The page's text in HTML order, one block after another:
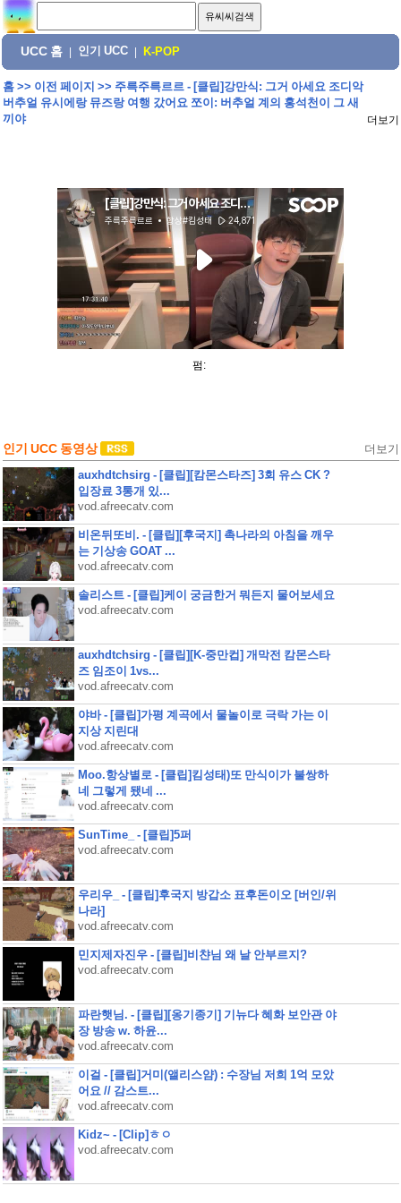
UCC 홈 인기 UCC K-POP
홈>> 이전 페이지 >> 주륵주륵르르 - [클립]강만식: 그거 아세요 조디악
버추얼 유시에랑 뮤즈랑 여행 갔어요 쪼이: 버추얼 계의 홍석천이 그 새
끼야
더보기
펌:
인기 UCC 동영상 더보기
auxhdtchsirg - [클립][캄몬스타즈] 3회 유스 CK ?
입장료 3통개 있...
vod.afreecatv.com
비온뒤또비. - [클립][후국지] 촉나라의 아침을 깨우
는 기상송 GOAT ...
vod.afreecatv.com
솔리스트 - [클립]케이 궁금한거 뭐든지 물어보세요
vod.afreecatv.com
auxhdtchsirg - [클립][K-중만컵] 개막전 캄몬스타
즈 임조이 1vs...
vod.afreecatv.com
야바 - [클립]가평 계곡에서 물놀이로 극락 가는 이
지상 지린대
vod.afreecatv.com
Moo.항상별로 - [클립]킴성태)또 만식이가 불쌍하
네 그렇게 됐네 ...
vod.afreecatv.com
SunTime_ - [클립]5퍼
vod.afreecatv.com
우리우_ - [클립]후국지 방갑소 표후돈이오 [버인/위
나라]
vod.afreecatv.com
민지제자진우 - [클립]비챤님 왜 날 안부르지?
vod.afreecatv.com
파란햇님. - [클립][옹기종기] 기뉴다 혜화 보안관 야
장 방송 w. 하윤...
vod.afreecatv.com
이걸 - [클립]거미(앨리스얌) : 수장님 저희 1억 모았
어요 // 감스트...
vod.afreecatv.com
Kidz~ - [Clip]ㅎㅇ
vod.afreecatv.com